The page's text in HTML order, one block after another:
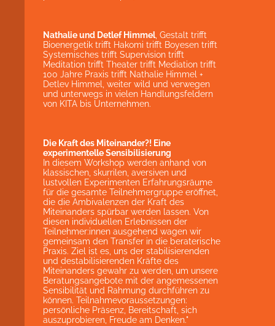
Nathalie und Detlef Himmel, Gestalt trifft
Bioenergetik trifft Hakomi trifft Boyesen trifft
Systemisches trifft Supervision trifft
Meditation trifft Theater trifft Mediation trifft
100 Jahre Praxis trifft Nathalie Himmel +
Detlev Himmel, weiter wild und verwegen
und unterwegs in vielen Handlungsfeldern
von KITA bis Unternehmen.
Die Kraft des Miteinander?! Eine
experimentelle Sensibilisierung
In diesem Workshop werden anhand von
klassischen, skurrilen, aversiven und
lustvollen Experimenten Erfahrungsräume
für die gesamte Teilnehmergruppe eröffnet,
die die Ambivalenzen der Kraft des
Miteinanders spürbar werden lassen. Von
diesen individuellen Erlebnissen der
Teilnehmer:innen ausgehend wagen wir
gemeinsam den Transfer in die beraterische
Praxis. Ziel ist es, uns der stabilisierenden
und destabilisierenden Kräfte des
Miteinanders gewahr zu werden, um unsere
Beratungsangebote mit der angemessenen
Sensibilität und Rahmung durchführen zu
können. Teilnahmevoraussetzungen:
persönliche Präsenz, Bereitschaft, sich
auszuprobieren, Freude am Denken."